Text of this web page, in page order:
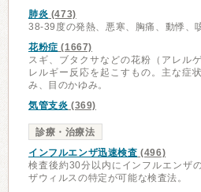
肺炎 (473)
38-39度の発熱、悪寒、胸痛、動悸、
花粉症 (1667)
スギ、ブタクサなどの花粉（アレル
レルギー反応を起こすもの。主な症
み、目のかゆみ。
気管支炎 (369)
診療・治療法
インフルエンザ迅速検査 (496)
検査後約30分以内にインフルエンザ
ザウィルスの特定が可能な検査法。